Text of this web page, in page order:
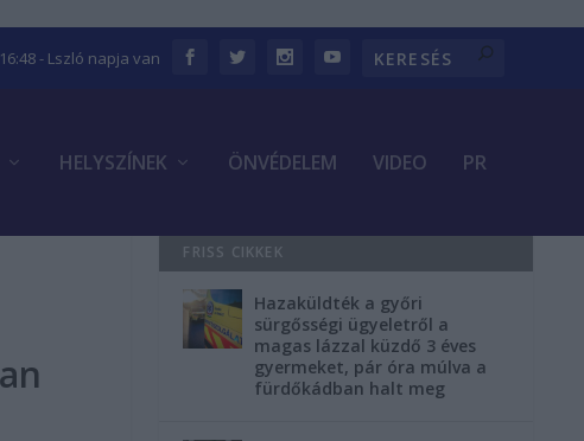
- Lszló napja van
HELYSZÍNEK ÖNVÉDELEM VIDEO PR
FRISS CIKKEK
Hazaküldték a győri
sürgősségi ügyeletről a
magas lázzal küzdő 3 éves
gyermeket, pár óra múlva a
fürdőkádban halt meg